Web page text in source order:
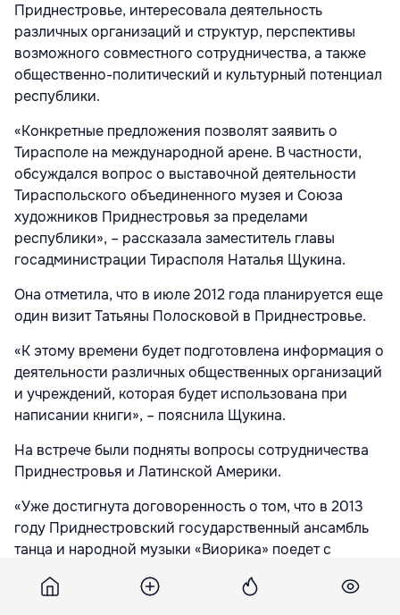
Приднестровье, интересовала деятельность
различных организаций и структур, перспективы
возможного совместного сотрудничества, а также
общественно-политический и культурный потенциал
республики.
«Конкретные предложения позволят заявить о
Тирасполе на международной арене. В частности,
обсуждался вопрос о выставочной деятельности
Тираспольского объединенного музея и Союза
художников Приднестровья за пределами
республики», – рассказала заместитель главы
госадминистрации Тирасполя Наталья Щукина.
Она отметила, что в июле 2012 года планируется еще
один визит Татьяны Полосковой в Приднестровье.
«К этому времени будет подготовлена информация о
деятельности различных общественных организаций
и учреждений, которая будет использована при
написании книги», – пояснила Щукина.
На встрече были подняты вопросы сотрудничества
Приднестровья и Латинской Америки.
«Уже достигнута договоренность о том, что в 2013
году Приднестровский государственный ансамбль
танца и народной музыки «Виорика» поедет с
главы тираспольской госадминистрации.